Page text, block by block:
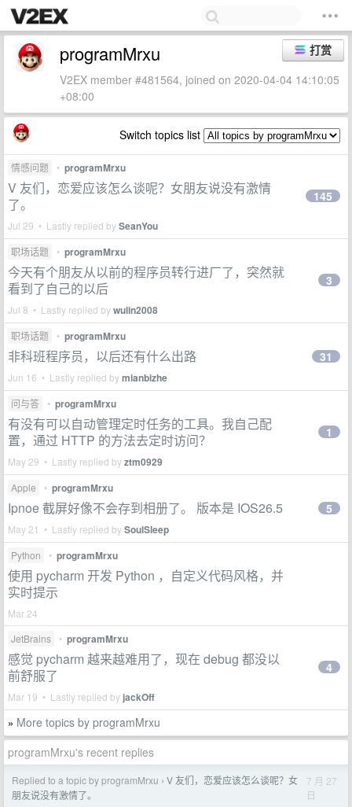
打赏
programMrxu
V2EX member #481564, joined on 2020-04-04 14:10:05
+08:00
Switch topics list
情感问题 • programMrxu
V 友们，恋爱应该怎么谈呢？女朋友说没有激情
了。
Jul 29 • Lastly replied bySeanYou
145
职场话题 • programMrxu
今天有个朋友从以前的程序员转行进厂了，突然就
看到了自己的以后
Jul 8 • Lastly replied bywulin2008
3
职场话题 • programMrxu
非科班程序员，以后还有什么出路
Jun 16 • Lastly replied bymianbizhe
31
问与答 • programMrxu
有没有可以自动管理定时任务的工具。我自己配
置，通过 HTTP 的方法去定时访问？
May 29 • Lastly replied byztm0929
1
Apple • programMrxu
Ipnoe 截屏好像不会存到相册了。 版本是 IOS26.5
May 21 • Lastly replied bySoulSleep
5
Python • programMrxu
使用 pycharm 开发 Python ，自定义代码风格，并
实时提示
Mar 24
JetBrains
• programMrxu
感觉 pycharm 越来越难用了，现在 debug 都没以
前舒服了
Mar 19 • Lastly replied by jackOff
4
» More topics by programMrxu
programMrxu's recent replies
Replied to a topic by programMrxu › V 友们，恋爱应该怎么谈呢？女
朋友说没有激情了。
7 月 27
日